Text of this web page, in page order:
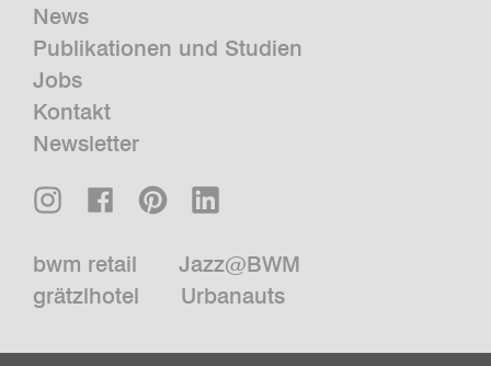
News
Publikationen und Studien
Jobs
Kontakt
Newsletter
bwm retail
Jazz@BWM
grätzlhotel
Urbanauts